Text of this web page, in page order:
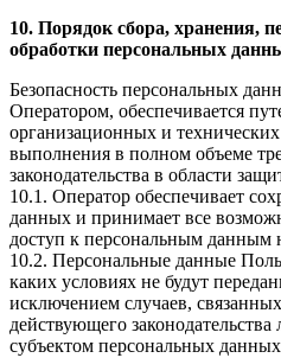
10. Порядок сбора, хранения,
обработки персональных
Безопасность персональных
Оператором, обеспечивается
организационных и
выполнения в полном объеме
законодательства в области
10.1. Оператор обеспечивает
данных и принимает все
доступ к персональным данным
10.2. Персональные данные
каких условиях не будут
исключением случаев,
действующего законодательства
субъектом персональных